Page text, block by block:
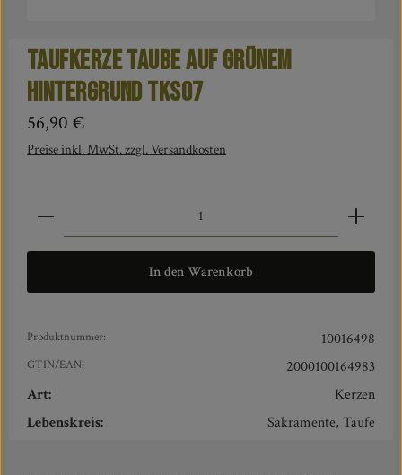
Taufkerze Taube auf grünem
Hintergrund TKS07
Regulärer Preis:
56,90 €
Preise inkl. MwSt. zzgl. Versandkosten
Produkt Anzahl: Gib den gewünschten Wert ein oder
In den Warenkorb
Produktnummer: 10016498
GTIN/EAN:
2000100164983
Art:
Kerzen
Lebenskreis:
Sakramente, Taufe